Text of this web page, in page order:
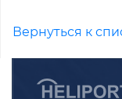
Вернуться к